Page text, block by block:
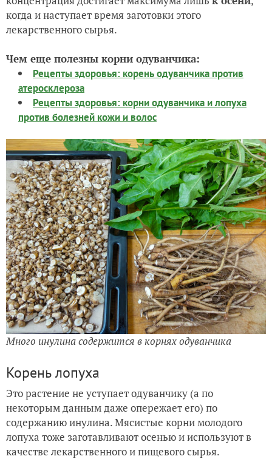
когда и наступает время заготовки этого
лекарственного сырья.
Чем еще полезны корни одуванчика:
Рецепты здоровья: корень одуванчика против
атеросклероза
Рецепты здоровья: корни одуванчика и лопуха
против болезней кожи и волос
Много инулина содержится в корнях одуванчика
Корень лопуха
Это растение не уступает одуванчику (а по
некоторым данным даже опережает его) по
содержанию инулина. Мясистые корни молодого
лопуха тоже заготавливают осенью и используют в
качестве лекарственного и пищевого сырья.